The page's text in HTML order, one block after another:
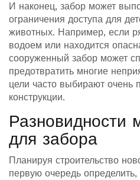
И наконец, забор может
ограничения доступа для
животных. Например, если
водоем или находится
сооруженный забор может
предотвратить многие
цели часто выбирают очень
конструкции.
Разновидности
для забора
Планируя строительство
первую очередь